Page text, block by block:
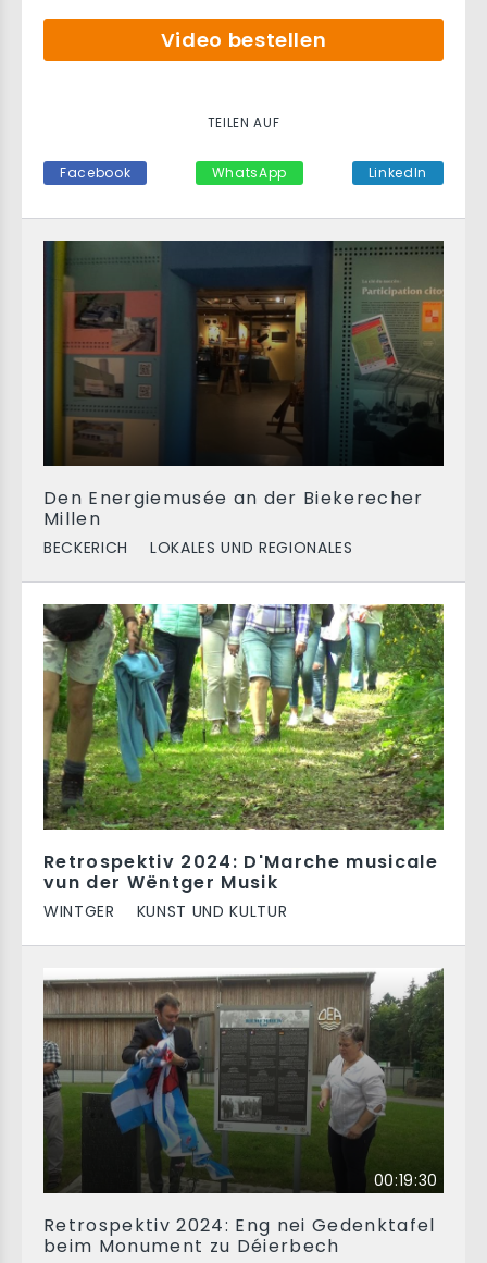
Den Energiemusée an der Biekerecher
Millen
BECKERICH LOKALES UND REGIONALES
Retrospektiv 2024: D'Marche musicale
vun der Wëntger Musik
WINTGER KUNST UND KULTUR
00:19:30
Retrospektiv 2024: Eng nei Gedenktafel
beim Monument zu Déierbech
Video bestellen
TEILEN AUF
Facebook WhatsApp LinkedIn